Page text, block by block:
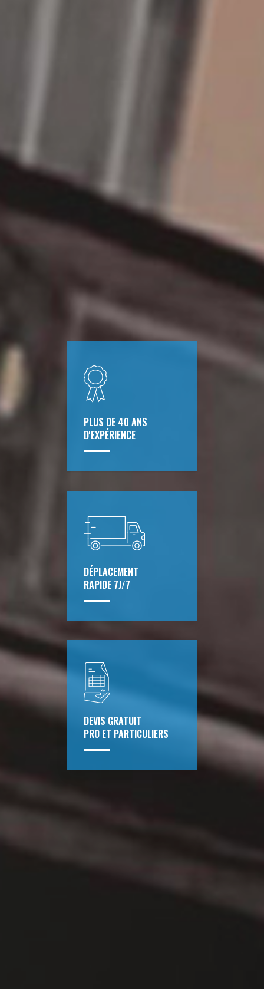
PLUS DE 40 ANS
D'EXPÉRIENCE
DÉPLACEMENT
RAPIDE 7J/7
DEVIS GRATUIT
PRO ET PARTICULIERS